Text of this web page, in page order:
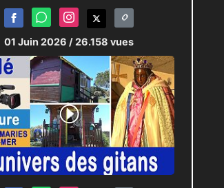
01 Juin 2026 / 26.158 vues